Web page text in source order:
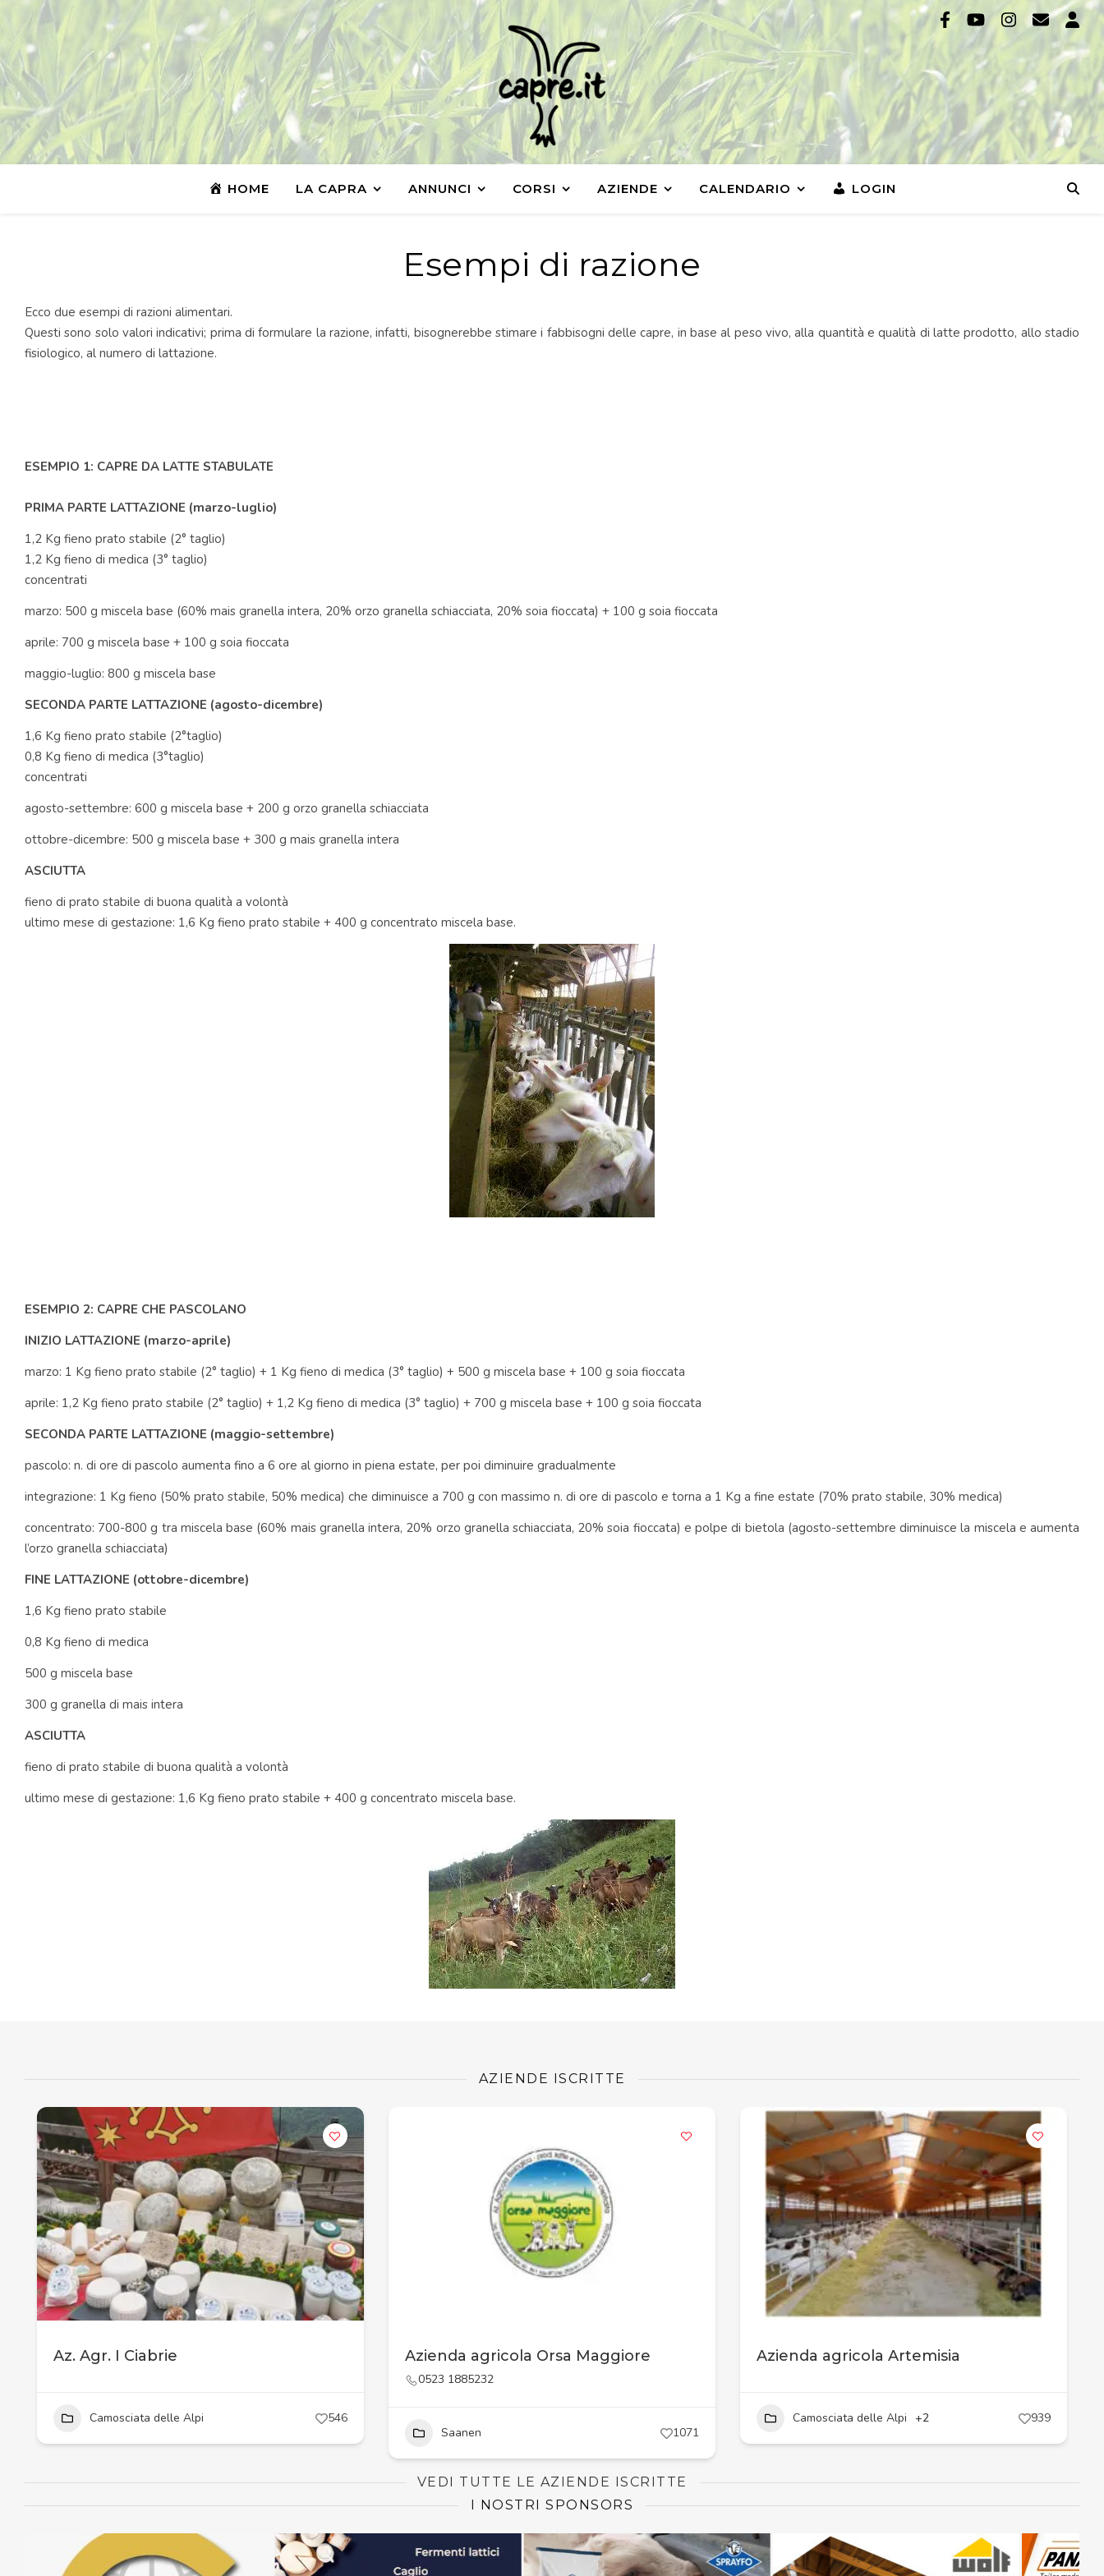
HOME LA CAPRA ANNUNCI CORSI AZIENDE CALENDARIO LOGIN
Esempi di razione
Ecco due esempi di razioni alimentari.
Questi sono solo valori indicativi; prima di formulare la razione, infatti, bisognerebbe stimare i fabbisogni delle capre, in base al peso vivo, alla quantità e qualità di latte prodotto, allo stadio
fisiologico, al numero di lattazione.
ESEMPIO 1: CAPRE DA LATTE STABULATE
PRIMA PARTE LATTAZIONE (marzo-luglio)
1,2 Kg fieno prato stabile (2° taglio)
1,2 Kg fieno di medica (3° taglio)
concentrati
marzo: 500 g miscela base (60% mais granella intera, 20% orzo granella schiacciata, 20% soia fioccata) + 100 g soia fioccata
aprile: 700 g miscela base + 100 g soia fioccata
maggio-luglio: 800 g miscela base
SECONDA PARTE LATTAZIONE (agosto-dicembre)
1,6 Kg fieno prato stabile (2°taglio)
0,8 Kg fieno di medica (3°taglio)
concentrati
agosto-settembre: 600 g miscela base + 200 g orzo granella schiacciata
ottobre-dicembre: 500 g miscela base + 300 g mais granella intera
ASCIUTTA
fieno di prato stabile di buona qualità a volontà
ultimo mese di gestazione: 1,6 Kg fieno prato stabile + 400 g concentrato miscela base.
ESEMPIO 2: CAPRE CHE PASCOLANO
INIZIO LATTAZIONE (marzo-aprile)
marzo: 1 Kg fieno prato stabile (2° taglio) + 1 Kg fieno di medica (3° taglio) + 500 g miscela base + 100 g soia fioccata
aprile: 1,2 Kg fieno prato stabile (2° taglio) + 1,2 Kg fieno di medica (3° taglio) + 700 g miscela base + 100 g soia fioccata
SECONDA PARTE LATTAZIONE (maggio-settembre)
pascolo: n. di ore di pascolo aumenta fino a 6 ore al giorno in piena estate, per poi diminuire gradualmente
integrazione: 1 Kg fieno (50% prato stabile, 50% medica) che diminuisce a 700 g con massimo n. di ore di pascolo e torna a 1 Kg a fine estate (70% prato stabile, 30% medica)
concentrato: 700-800 g tra miscela base (60% mais granella intera, 20% orzo granella schiacciata, 20% soia fioccata) e polpe di bietola (agosto-settembre diminuisce la miscela e aumenta
l’orzo granella schiacciata)
FINE LATTAZIONE (ottobre-dicembre)
1,6 Kg fieno prato stabile
0,8 Kg fieno di medica
500 g miscela base
300 g granella di mais intera
ASCIUTTA
fieno di prato stabile di buona qualità a volontà
ultimo mese di gestazione: 1,6 Kg fieno prato stabile + 400 g concentrato miscela base.
AZIENDE ISCRITTE
Az. Agr. I Ciabrie
Camosciata delle Alpi 546
Azienda agricola Orsa Maggiore
0523 1885232
Saanen 1071
Azienda agricola Artemisia
Camosciata delle Alpi +2 939
VEDI TUTTE LE AZIENDE ISCRITTE
I NOSTRI SPONSORS